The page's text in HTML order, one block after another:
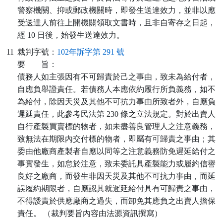
警察機關、抑或郵政機關時，即發生送達效力，並非以應
受送達人前往上開機關領取文書時，且非自寄存之日起，
經 10 日後，始發生送達效力。
11 裁判字號： 102年訴字第 291 號
要
旨：
債務人如主張因有不可歸責於己之事由，致未為給付者，
自應負舉證責任。若債務人本應依約履行所負義務，如不
為給付，除因天災及其他不可抗力事由所致者外，自應負
遲延責任，此參考民法第 230 條之立法規定。對於出賣人
自行產製買賣標的物者，如未盡善良管理人之注意義務，
致無法在期限內交付標的物者，即屬有可歸責之事由；其
委由他廠商產製者自應以同等之注意義務防免遲延給付之
事實發生，如怠於注意，致未委託具產製能力或履約信譽
良好之廠商，而發生非因天災及其他不可抗力事由，而延
誤履約期限者，自應認其就遲延給付具有可歸責之事由，
不得諉責於供應廠商之過失，而卸免其應負之出賣人擔保
責任。 （裁判要旨內容由法源資訊撰寫）